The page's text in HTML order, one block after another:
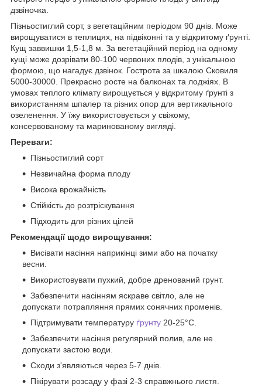
дзвіночка.
Пізньостиглий сорт, з вегетаційним періодом 90 днів. Може
вирощуватися в теплицях, на підвіконні та у відкритому ґрунті.
Кущ заввишки 1,5-1,8 м. За вегетаційний період на одному
кущі може дозрівати 80-100 червоних плодів, з унікальною
формою, що нагадує дзвінок. Гострота за шкалою Сковиля
5000-30000. Прекрасно росте на балконах та лоджіях. В
умовах теплого клімату вирощується у відкритому ґрунті з
використанням шпалер та різних опор для вертикального
озеленення. У їжу використовується у свіжому,
консервованому та маринованому вигляді.
Переваги:
Пізньостиглий сорт
Незвичайна форма плоду
Висока врожайність
Стійкість до розтріскування
Підходить для різних цілей
Рекомендації щодо вирощування:
Висівати насіння наприкінці зими або на початку
весни.
Використовувати пухкий, добре дренований грунт.
Забезпечити насінням яскраве світло, але не
допускати потрапляння прямих сонячних променів.
Підтримувати температуру ґрунту 20-25°C.
Забезпечити насіння регулярний полив, але не
допускати застою води.
Сходи з'являються через 5-7 днів.
Пікірувати розсаду у фазі 2-3 справжнього листя.